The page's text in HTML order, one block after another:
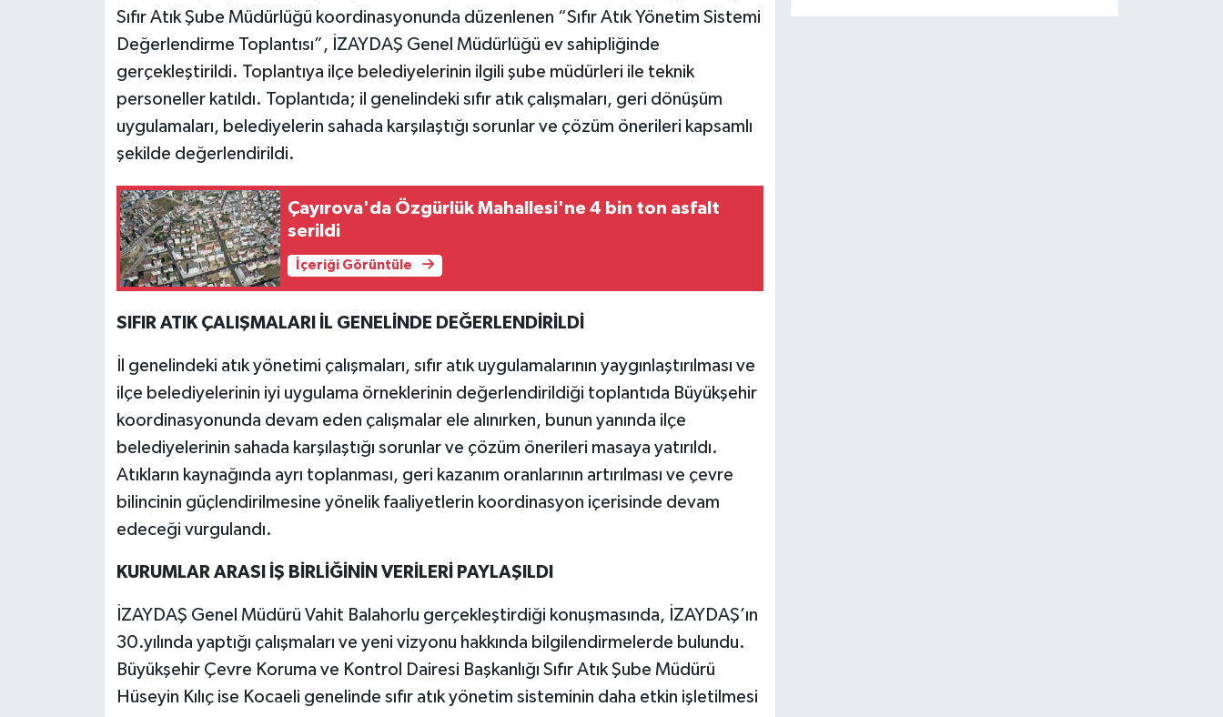
Sıfır Atık Şube Müdürlüğü koordinasyonunda düzenlenen “Sıfır Atık Yönetim Sistemi
Değerlendirme Toplantısı”, İZAYDAŞ Genel Müdürlüğü ev sahipliğinde
gerçekleştirildi. Toplantıya ilçe belediyelerinin ilgili şube müdürleri ile teknik
personeller katıldı. Toplantıda; il genelindeki sıfır atık çalışmaları, geri dönüşüm
uygulamaları, belediyelerin sahada karşılaştığı sorunlar ve çözüm önerileri kapsamlı
şekilde değerlendirildi.
Çayırova'da Özgürlük Mahallesi'ne 4 bin ton asfalt
serildi
İçeriği Görüntüle
SIFIR ATIK ÇALIŞMALARI İL GENELİNDE DEĞERLENDİRİLDİ
İl genelindeki atık yönetimi çalışmaları, sıfır atık uygulamalarının yaygınlaştırılması ve
ilçe belediyelerinin iyi uygulama örneklerinin değerlendirildiği toplantıda Büyükşehir
koordinasyonunda devam eden çalışmalar ele alınırken, bunun yanında ilçe
belediyelerinin sahada karşılaştığı sorunlar ve çözüm önerileri masaya yatırıldı.
Atıkların kaynağında ayrı toplanması, geri kazanım oranlarının artırılması ve çevre
bilincinin güçlendirilmesine yönelik faaliyetlerin koordinasyon içerisinde devam
edeceği vurgulandı.
KURUMLAR ARASI İŞ BİRLİĞİNİN VERİLERİ PAYLAŞILDI
İZAYDAŞ Genel Müdürü Vahit Balahorlu gerçekleştirdiği konuşmasında, İZAYDAŞ’ın
30.yılında yaptığı çalışmaları ve yeni vizyonu hakkında bilgilendirmelerde bulundu.
Büyükşehir Çevre Koruma ve Kontrol Dairesi Başkanlığı Sıfır Atık Şube Müdürü
Hüseyin Kılıç ise Kocaeli genelinde sıfır atık yönetim sisteminin daha etkin işletilmesi